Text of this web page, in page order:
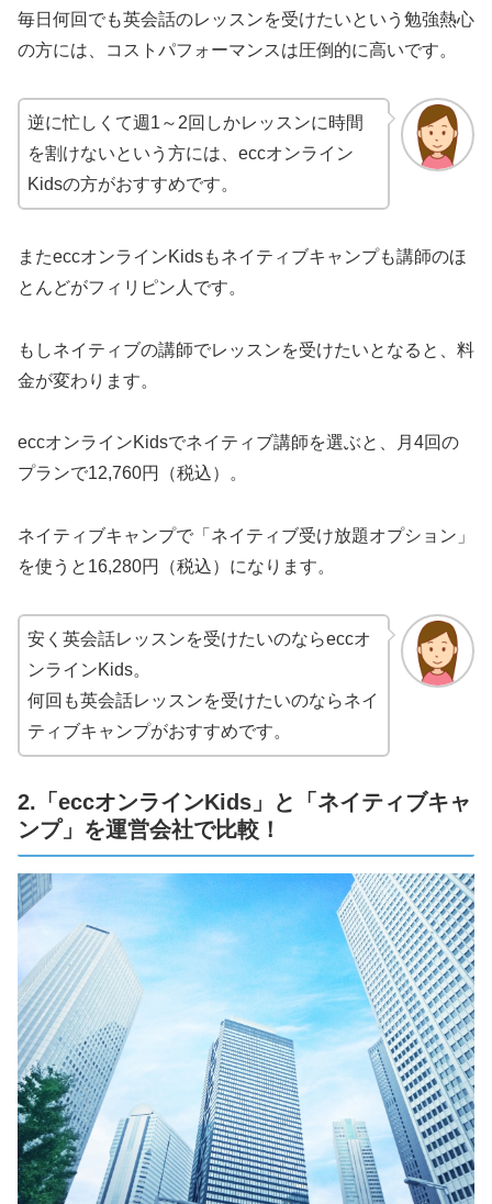
毎日何回でも英会話のレッスンを受けたいという勉強熱心
の方には、コストパフォーマンスは圧倒的に高いです。
逆に忙しくて週1～2回しかレッスンに時間
を割けないという方には、eccオンライン
Kidsの方がおすすめです。
またeccオンラインKidsもネイティブキャンプも講師のほ
とんどがフィリピン人です。
もしネイティブの講師でレッスンを受けたいとなると、料
金が変わります。
eccオンラインKidsでネイティブ講師を選ぶと、月4回の
プランで12,760円（税込）。
ネイティブキャンプで「ネイティブ受け放題オプション」
を使うと16,280円（税込）になります。
安く英会話レッスンを受けたいのならeccオ
ンラインKids。
何回も英会話レッスンを受けたいのならネイ
ティブキャンプがおすすめです。
2.「eccオンラインKids」と「ネイティブキャ
ンプ」を運営会社で比較！